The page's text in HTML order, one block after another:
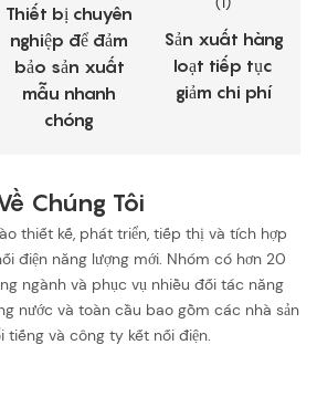
Thiết bị chuyên
nghiệp để đảm
bảo sản xuất
mẫu nhanh
chóng
Sản xuất hàng
loạt tiếp tục
giảm chi phí
Chúng Tôi
thiết kế, phát triển, tiếp thị và tích hợp
điện năng lượng mới. Nhóm có hơn 20
ngành và phục vụ nhiều đối tác năng
nước và toàn cầu bao gồm các nhà sản
tiếng và công ty kết nối điện.